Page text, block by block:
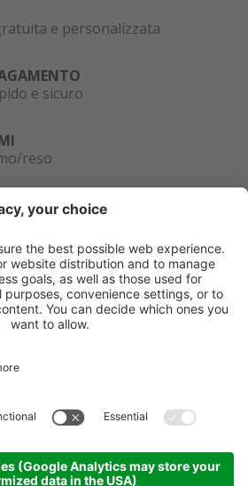
e personalizzata
e sicuro
reso
privacy
Impostazioni cookie
HAI LA PARTITA
IVA?
Per ordini, offerte,
prezzi speciali e
ulteriori articoli